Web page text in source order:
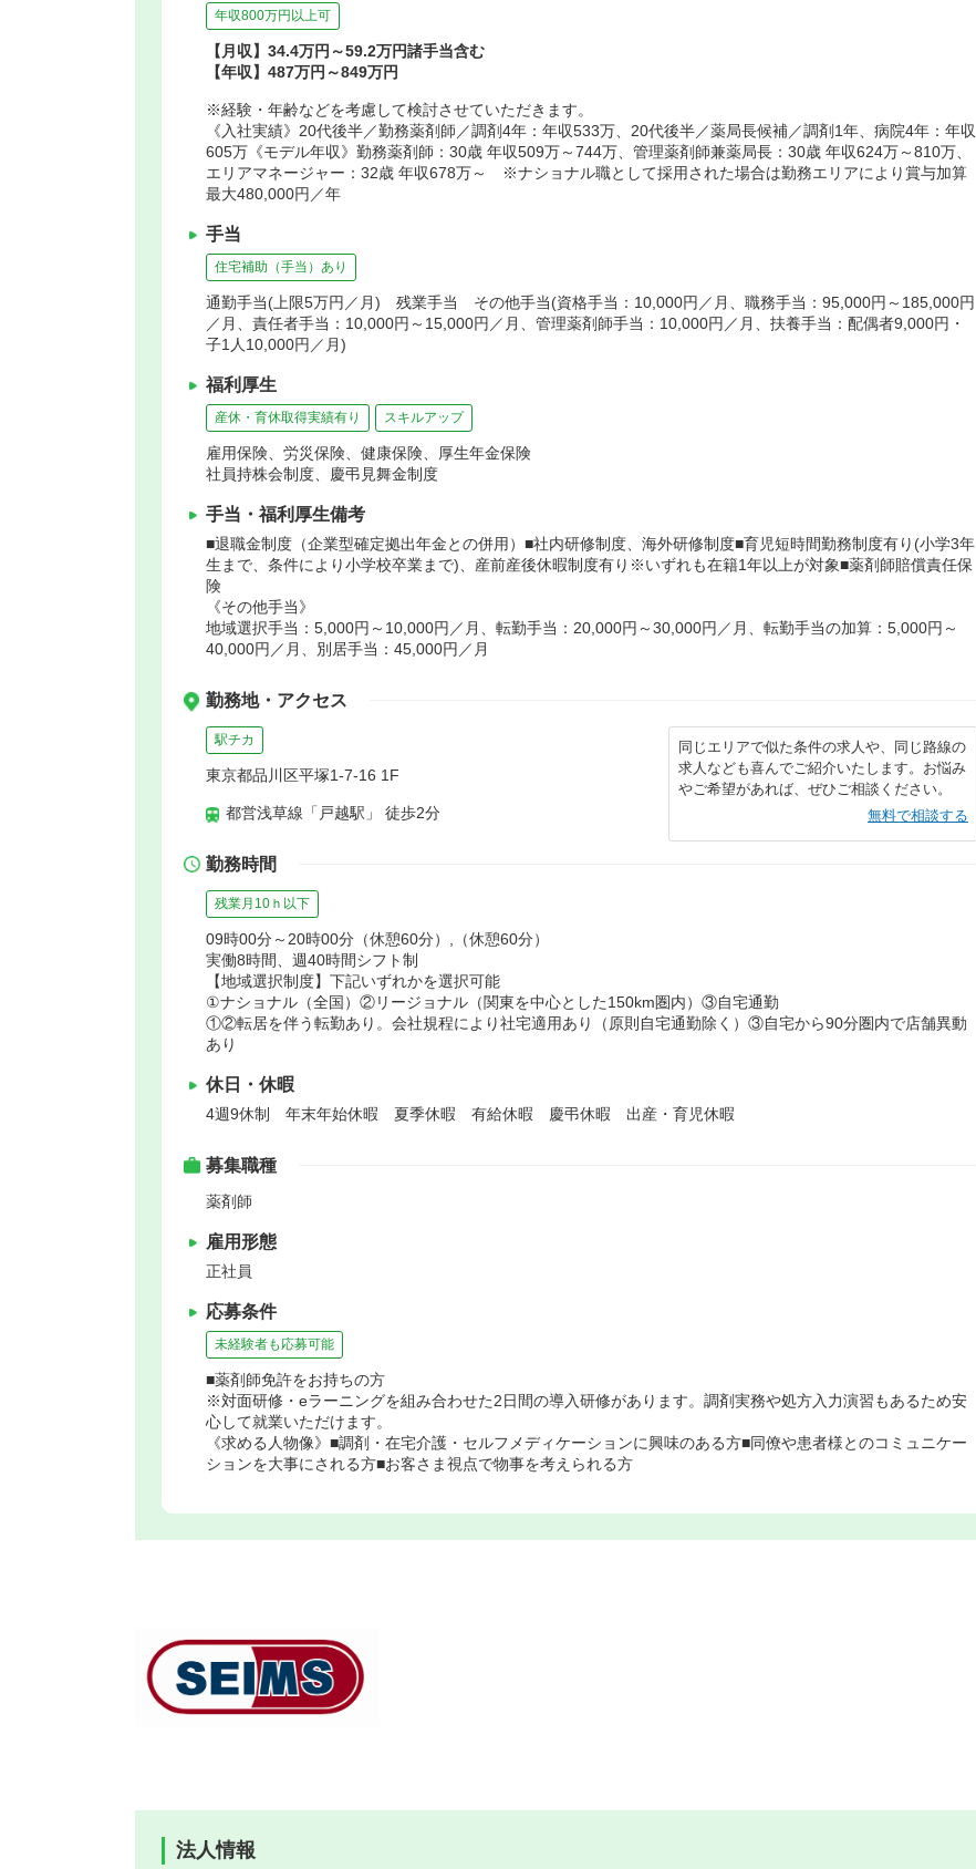
年収800万円以上可
【月収】34.4万円～59.2万円諸手当含む
【年収】487万円～849万円
※経験・年齢などを考慮して検討させていただきます。
《入社実績》20代後半／勤務薬剤師／調剤4年：年収533万、20代後半／薬局長候補／調剤1年、病院4年：年収
605万《モデル年収》勤務薬剤師：30歳 年収509万～744万、管理薬剤師兼薬局長：30歳 年収624万～810万、
エリアマネージャー：32歳 年収678万～ ※ナショナル職として採用された場合は勤務エリアにより賞与加算
最大480,000円／年
手当
住宅補助（手当）あり
通勤手当(上限5万円／月) 残業手当 その他手当(資格手当：10,000円／月、職務手当：95,000円～185,000円
／月、責任者手当：10,000円～15,000円／月、管理薬剤師手当：10,000円／月、扶養手当：配偶者9,000円・
子1人10,000円／月)
福利厚生
産休・育休取得実績有り スキルアップ
雇用保険、労災保険、健康保険、厚生年金保険
社員持株会制度、慶弔見舞金制度
手当・福利厚生備考
■退職金制度（企業型確定拠出年金との併用）■社内研修制度、海外研修制度■育児短時間勤務制度有り(小学3年
生まで、条件により小学校卒業まで)、産前産後休暇制度有り※いずれも在籍1年以上が対象■薬剤師賠償責任保
険
《その他手当》
地域選択手当：5,000円～10,000円／月、転勤手当：20,000円～30,000円／月、転勤手当の加算：5,000円～
40,000円／月、別居手当：45,000円／月
勤務地・アクセス
駅チカ
東京都品川区平塚1-7-16 1F
都営浅草線「戸越駅」 徒歩2分
同じエリアで似た条件の求人や、同じ路線の
求人なども喜んでご紹介いたします。お悩み
やご希望があれば、ぜひご相談ください。
無料で相談する
勤務時間
残業月10ｈ以下
09時00分～20時00分（休憩60分）,（休憩60分）
実働8時間、週40時間シフト制
【地域選択制度】下記いずれかを選択可能
①ナショナル（全国）②リージョナル（関東を中心とした150km圏内）③自宅通勤
①②転居を伴う転勤あり。会社規程により社宅適用あり（原則自宅通勤除く）③自宅から90分圏内で店舗異動
あり
休日・休暇
4週9休制 年末年始休暇 夏季休暇 有給休暇 慶弔休暇 出産・育児休暇
募集職種
薬剤師
雇用形態
正社員
応募条件
未経験者も応募可能
■薬剤師免許をお持ちの方
※対面研修・eラーニングを組み合わせた2日間の導入研修があります。調剤実務や処方入力演習もあるため安
心して就業いただけます。
《求める人物像》■調剤・在宅介護・セルフメディケーションに興味のある方■同僚や患者様とのコミュニケー
ションを大事にされる方■お客さま視点で物事を考えられる方
法人情報